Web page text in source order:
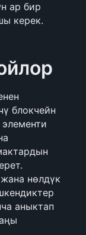
ар бир
керек.
блокчейн
нөлдүк
аныктап